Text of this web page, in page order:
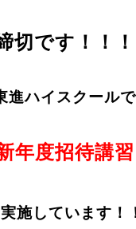
切です！！！
進ハイスクールで
年度招待講習
施しています！